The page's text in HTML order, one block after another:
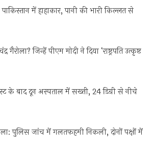
में हाहाकार, पानी की भारी किल्लत से
जिन्हें पीएम मोदी ने दिया ‘राष्ट्रपति उत्कृष्ट
के बाद दून अस्पताल में सख्ती, 24 डिग्री से नीचे
पुलिस जांच में गलतफहमी निकली, दोनों पक्षों में